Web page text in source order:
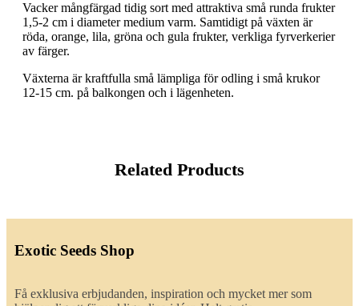
Vacker mångfärgad tidig sort med attraktiva små runda frukter
1,5-2 cm i diameter medium varm. Samtidigt på växten är
röda, orange, lila, gröna och gula frukter, verkliga fyrverkerier
av färger.
Växterna är kraftfulla små lämpliga för odling i små krukor
12-15 cm. på balkongen och i lägenheten.
Related Products
Exotic Seeds Shop
Få exklusiva erbjudanden, inspiration och mycket mer som